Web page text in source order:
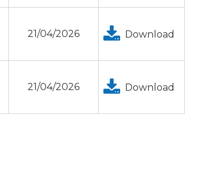
21/04/2026 Download
21/04/2026 Download